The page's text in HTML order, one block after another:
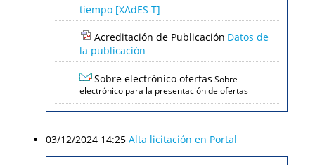
tiempo [XAdES-T]
Acreditación de Publicación Datos de
la publicación
Sobre electrónico ofertas Sobre
electrónico para la presentación de ofertas
03/12/2024 14:25 Alta licitación en Portal